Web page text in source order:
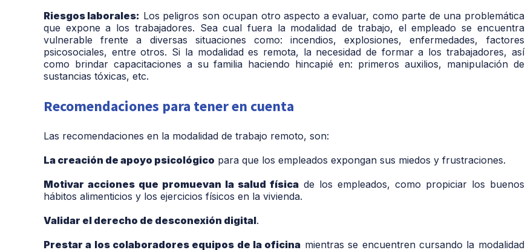
Riesgos laborales: Los peligros son ocupan otro aspecto a evaluar, como parte de una problemática
que expone a los trabajadores. Sea cual fuera la modalidad de trabajo, el empleado se encuentra
vulnerable frente a diversas situaciones como: incendios, explosiones, enfermedades, factores
psicosociales, entre otros. Si la modalidad es remota, la necesidad de formar a los trabajadores, así
como brindar capacitaciones a su familia haciendo hincapié en: primeros auxilios, manipulación de
sustancias tóxicas, etc.
Recomendaciones para tener en cuenta
Las recomendaciones en la modalidad de trabajo remoto, son:
La creación de apoyo psicológico para que los empleados expongan sus miedos y frustraciones.
Motivar acciones que promuevan la salud físicade los empleados, como propiciar los buenos
hábitos alimenticios y los ejercicios físicos en la vivienda.
Validar el derecho de desconexión digital.
Prestar a los colaboradores equipos de la oficina mientras se encuentren cursando la modalidad